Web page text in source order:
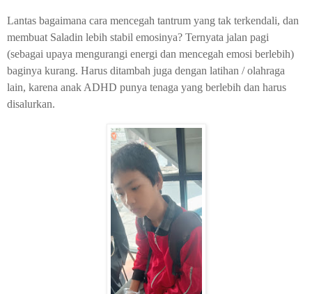
Lantas bagaimana cara mencegah tantrum yang tak terkendali, dan
membuat Saladin lebih stabil emosinya? Ternyata jalan pagi
(sebagai upaya mengurangi energi dan mencegah emosi berlebih)
baginya kurang. Harus ditambah juga dengan latihan / olahraga
lain, karena anak ADHD punya tenaga yang berlebih dan harus
disalurkan.